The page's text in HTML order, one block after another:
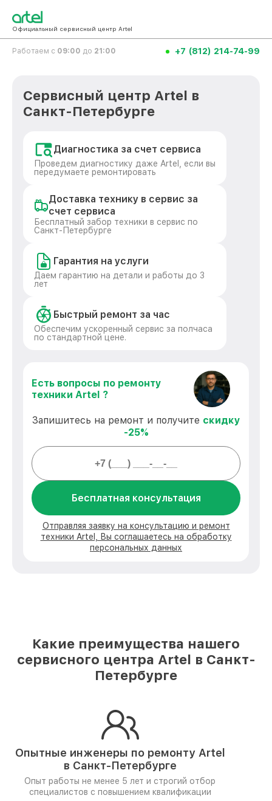
Официальный сервисный центр Artel
Работаем с 09:00 до 21:00 +7 (812) 214-74-99
Сервисный центр Artel в
Санкт-Петербурге
Диагностика за счет сервиса
Проведем диагностику даже Artel, если вы
передумаете ремонтировать
Доставка технику в сервис за
счет сервиса
Бесплатный забор техники в сервис по
Санкт-Петербурге
Гарантия на услуги
Даем гарантию на детали и работы до 3
лет
Быстрый ремонт за час
Обеспечим ускоренный сервис за полчаса
по стандартной цене.
Есть вопросы по ремонту
техники Artel ?
Запишитесь на ремонт и получите скидку
-25%
Бесплатная консультация
Отправляя заявку на консультацию и ремонт
техники Artel, Вы соглашаетесь на обработку
персональных данных
Какие преимущества нашего
сервисного центра Artel в Санкт-
Петербурге
Опытные инженеры по ремонту Artel
в Санкт-Петербурге
Опыт работы не менее 5 лет и строгий отбор
специалистов с повышением квалификации